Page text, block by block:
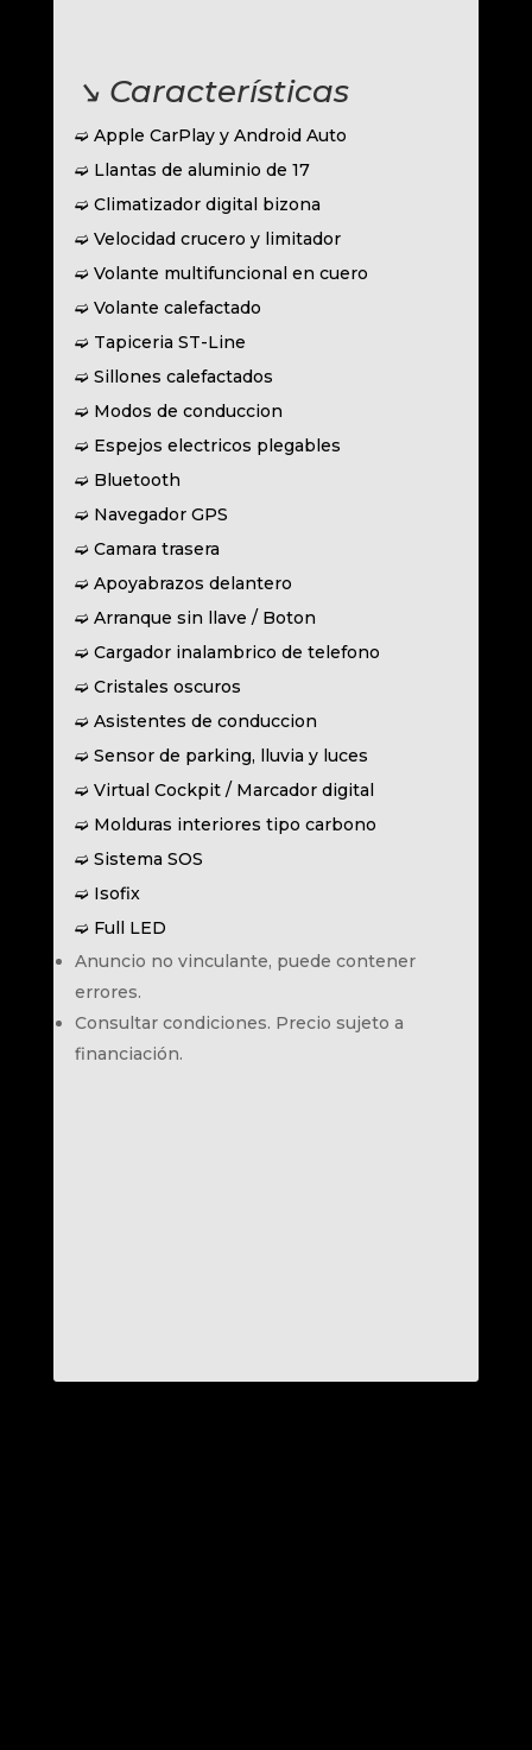
↘︎ Características
➫ Apple CarPlay y Android Auto
➫ Llantas de aluminio de 17
➫ Climatizador digital bizona
➫ Velocidad crucero y limitador
➫ Volante multifuncional en cuero
➫ Volante calefactado
➫ Tapiceria ST-Line
➫ Sillones calefactados
➫ Modos de conduccion
➫ Espejos electricos plegables
➫ Bluetooth
➫ Navegador GPS
➫ Camara trasera
➫ Apoyabrazos delantero
➫ Arranque sin llave / Boton
➫ Cargador inalambrico de telefono
➫ Cristales oscuros
➫ Asistentes de conduccion
➫ Sensor de parking, lluvia y luces
➫ Virtual Cockpit / Marcador digital
➫ Molduras interiores tipo carbono
➫ Sistema SOS
➫ Isofix
➫ Full LED
Anuncio no vinculante, puede contener
errores.
Consultar condiciones. Precio sujeto a
financiación.